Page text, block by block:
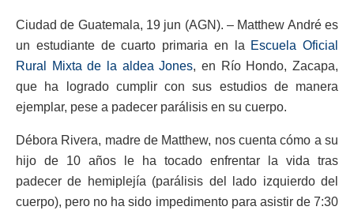
Ciudad de Guatemala, 19 jun (AGN). – Matthew André es
un estudiante de cuarto primaria en la Escuela Oficial
Rural Mixta de la aldea Jones, en Río Hondo, Zacapa,
que ha logrado cumplir con sus estudios de manera
ejemplar, pese a padecer parálisis en su cuerpo.
Débora Rivera, madre de Matthew, nos cuenta cómo a su
hijo de 10 años le ha tocado enfrentar la vida tras
padecer de hemiplejía (parálisis del lado izquierdo del
cuerpo), pero no ha sido impedimento para asistir de 7:30